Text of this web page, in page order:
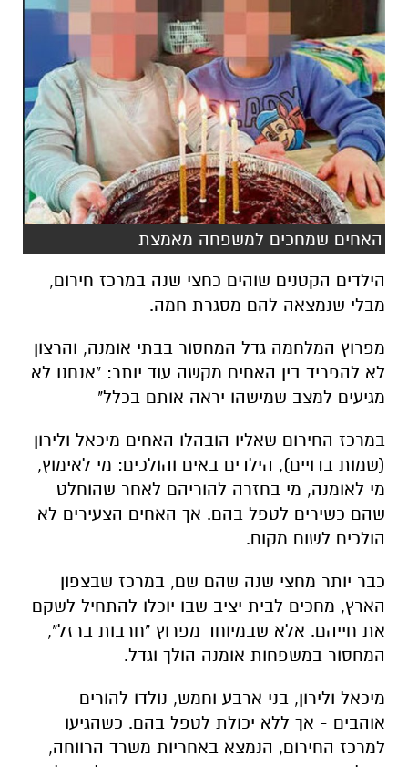
האחים שמחכים למשפחה מאמצת
הילדים הקטנים שוהים כחצי שנה במרכז חירום,
מבלי שנמצאה להם מסגרת חמה.
מפרוץ המלחמה גדל המחסור בבתי אומנה, והרצון
לא להפריד בין האחים מקשה עוד יותר: "אנחנו לא
מגיעים למצב שמישהו יראה אותם בכלל"
במרכז החירום שאליו הובהלו האחים מיכאל ולירון
(שמות בדויים), הילדים באים והולכים: מי לאימוץ,
מי לאומנה, מי בחזרה להוריהם לאחר שהוחלט
שהם כשירים לטפל בהם. אך האחים הצעירים לא
הולכים לשום מקום.
כבר יותר מחצי שנה שהם שם, במרכז שבצפון
הארץ, מחכים לבית יציב שבו יוכלו להתחיל לשקם
את חייהם. אלא שבמיוחד מפרוץ "חרבות ברזל",
המחסור במשפחות אומנה הולך וגדל.
מיכאל ולירון, בני ארבע וחמש, נולדו להורים
אוהבים - אך ללא יכולת לטפל בהם. כשהגיעו
למרכז החירום, הנמצא באחריות משרד הרווחה,